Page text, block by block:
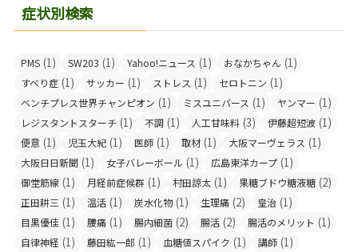
症状別検索
PMS (1) SW203 (1) Yahoo!ニュース (1) おなかちゃん (1)
すべり症 (1) サッカー (1) ストレス (1) セロトニン (1)
ベンチプレス世界チャンピオン (1) ミスユニバース (1) ヤンマー (1)
レジスタントスターチ (1) 不調 (1) 人工甘味料 (3) 伊藤超短波 (1)
便意 (1) 児玉大紀 (1) 医師 (1) 取材(1) 大阪マーヴェラス (1)
大阪日日新聞 (1) 女子バレーボール (1) 広島東洋カープ (1)
御堂筋線 (1) 月経前症候群 (1) 村田諒太 (1) 果糖ブドウ糖液糖 (2)
正田耕三 (1) 温活 (1) 炭水化物(1) 生理痛 (2) 皇治 (1)
目黒優佳 (1) 腰痛 (1) 腸内細菌 (2) 腸活 (2) 腸活のメリット (1)
自律神経 (1) 藤田紘一郎 (1) 血糖値スパイク (1) 講師 (1)